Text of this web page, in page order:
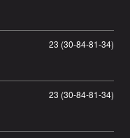
23 (30-84-81-34)
23 (30-84-81-34)